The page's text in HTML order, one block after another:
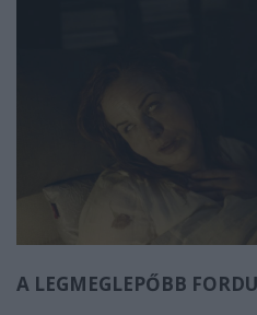
A LEGMEGLEPŐBB